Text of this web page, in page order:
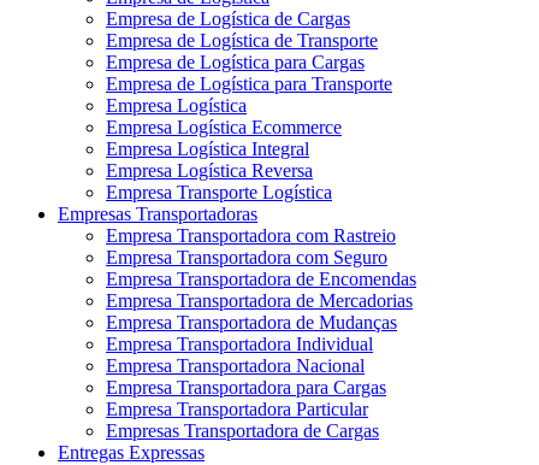
Empresa de Logística de Cargas
Empresa de Logística de Transporte
Empresa de Logística para Cargas
Empresa de Logística para Transporte
Empresa Logística
Empresa Logística Ecommerce
Empresa Logística Integral
Empresa Logística Reversa
Empresa Transporte Logística
Empresas Transportadoras
Empresa Transportadora com Rastreio
Empresa Transportadora com Seguro
Empresa Transportadora de Encomendas
Empresa Transportadora de Mercadorias
Empresa Transportadora de Mudanças
Empresa Transportadora Individual
Empresa Transportadora Nacional
Empresa Transportadora para Cargas
Empresa Transportadora Particular
Empresas Transportadora de Cargas
Entregas Expressas